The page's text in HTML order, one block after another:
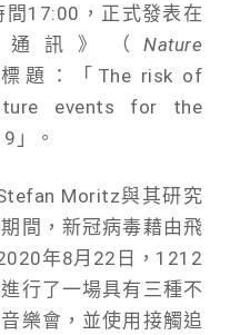
17:00，正式發表在
通訊》（Nature
題：「The risk of
events for the
」。
Moritz與其研究
間，新冠病毒藉由飛
年8月22日，1212
行了一場具有三種不
樂會，並使用接觸追